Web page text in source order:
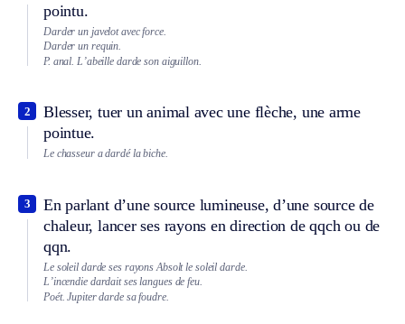
pointu.
Darder un javelot avec force.
Darder un requin.
P. anal. L’abeille darde son aiguillon.
Blesser, tuer un animal avec une flèche, une arme
pointue.
2
Le chasseur a dardé la biche.
En parlant d’une source lumineuse, d’une source de
chaleur, lancer ses rayons en direction de qqch ou de
qqn.
3
Le soleil darde ses rayonsAbsolt le soleil darde.
L’incendie dardait ses langues de feu.
Poét. Jupiter darde sa foudre.